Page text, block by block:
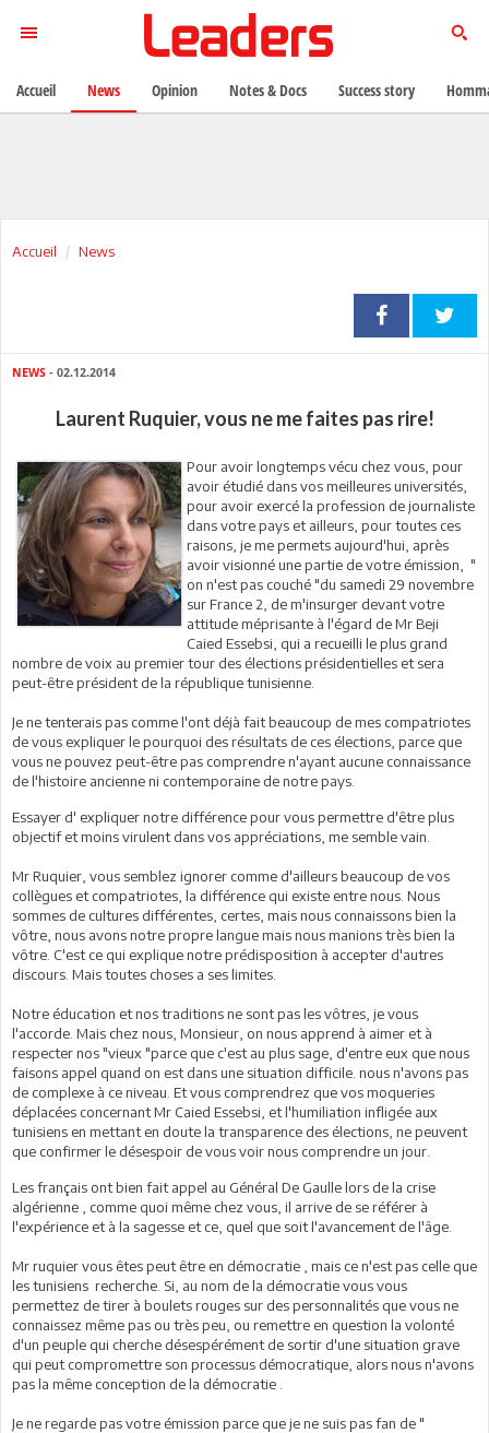
Accueil News
NEWS - 02.12.2014
Laurent Ruquier, vous ne me faites pas rire!
Pour avoir longtemps vécu chez vous, pour
avoir étudié dans vos meilleures universités,
pour avoir exercé la profession de journaliste
dans votre pays et ailleurs, pour toutes ces
raisons, je me permets aujourd'hui, après
avoir visionné une partie de votre émission, "
on n'est pas couché "du samedi 29 novembre
sur France 2, de m'insurger devant votre
attitude méprisante à l'égard de Mr Beji
Caied Essebsi, qui a recueilli le plus grand
nombre de voix au premier tour des élections présidentielles et sera
peut-être président de la république tunisienne.
Je ne tenterais pas comme l'ont déjà fait beaucoup de mes compatriotes
de vous expliquer le pourquoi des résultats de ces élections, parce que
vous ne pouvez peut-être pas comprendre n'ayant aucune connaissance
de l'histoire ancienne ni contemporaine de notre pays.
Essayer d' expliquer notre différence pour vous permettre d'être plus
objectif et moins virulent dans vos appréciations, me semble vain.
Mr Ruquier, vous semblez ignorer comme d'ailleurs beaucoup de vos
collègues et compatriotes, la différence qui existe entre nous. Nous
sommes de cultures différentes, certes, mais nous connaissons bien la
vôtre, nous avons notre propre langue mais nous manions très bien la
vôtre. C'est ce qui explique notre prédisposition à accepter d'autres
discours. Mais toutes choses a ses limites.
Notre éducation et nos traditions ne sont pas les vôtres, je vous
l'accorde. Mais chez nous, Monsieur, on nous apprend à aimer et à
respecter nos "vieux "parce que c'est au plus sage, d'entre eux que nous
faisons appel quand on est dans une situation difficile. nous n'avons pas
de complexe à ce niveau. Et vous comprendrez que vos moqueries
déplacées concernant Mr Caied Essebsi, et l'humiliation infligée aux
tunisiens en mettant en doute la transparence des élections, ne peuvent
que confirmer le désespoir de vous voir nous comprendre un jour.
Les français ont bien fait appel au Général De Gaulle lors de la crise
algérienne , comme quoi même chez vous, il arrive de se référer à
l'expérience et à la sagesse et ce, quel que soit l'avancement de l'âge.
Mr ruquier vous êtes peut être en démocratie , mais ce n'est pas celle que
les tunisiens recherche. Si, au nom de la démocratie vous vous
permettez de tirer à boulets rouges sur des personnalités que vous ne
connaissez même pas ou très peu, ou remettre en question la volonté
d'un peuple qui cherche désespérément de sortir d'une situation grave
qui peut compromettre son processus démocratique, alors nous n'avons
pas la même conception de la démocratie .
Je ne regarde pas votre émission parce que je ne suis pas fan de "
Accueil News Opinion Notes & Docs Success story